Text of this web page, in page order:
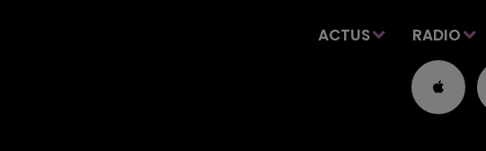
ACTUS RADIO